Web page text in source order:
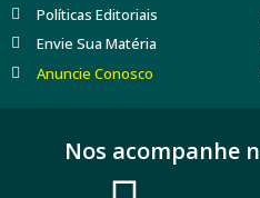
Políticas Editoriais
Envie Sua Matéria
Anuncie Conosco
Nos acompanhe